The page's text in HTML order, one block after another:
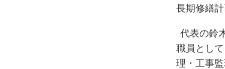
長期修繕
代表の鈴
職員とし
理・工事